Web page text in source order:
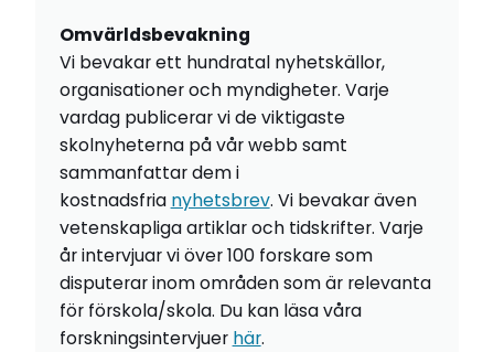
Omvärldsbevakning
Vi bevakar ett hundratal nyhetskällor,
organisationer och myndigheter. Varje
vardag publicerar vi de viktigaste
skolnyheterna på vår webb samt
sammanfattar dem i
kostnadsfria nyhetsbrev. Vi bevakar även
vetenskapliga artiklar och tidskrifter. Varje
år intervjuar vi över 100 forskare som
disputerar inom områden som är relevanta
för förskola/skola. Du kan läsa våra
forskningsintervjuer här.